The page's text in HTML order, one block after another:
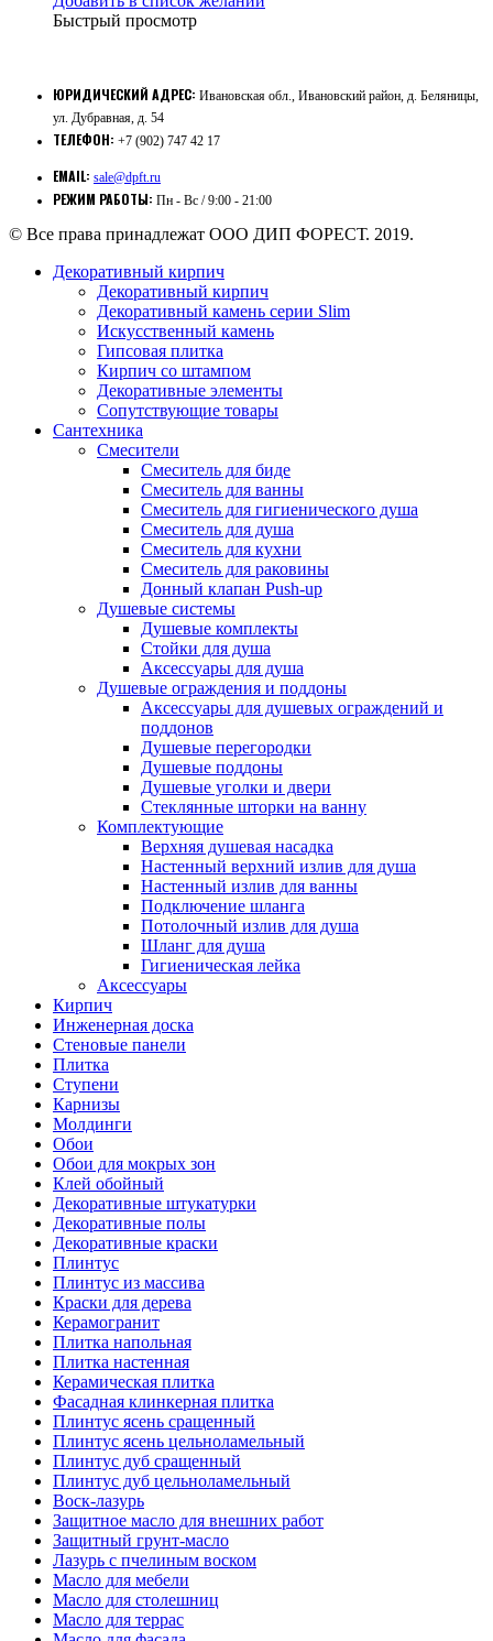
Быстрый просмотр
ЮРИДИЧЕСКИЙ АДРЕС: Ивановская обл., Ивановский район, д. Беляницы,
ул. Дубравная, д. 54
ТЕЛЕФОН: +7 (902) 747 42 17
EMAIL: sale@dpft.ru
РЕЖИМ РАБОТЫ: Пн - Вс / 9:00 - 21:00
© Все права принадлежат ООО ДИП ФОРЕСТ. 2019.
Декоративный кирпич
Декоративный кирпич
Декоративный камень серии Slim
Искусственный камень
Гипсовая плитка
Кирпич со штампом
Декоративные элементы
Сопутствующие товары
Сантехника
Смесители
Смеситель для биде
Смеситель для ванны
Смеситель для гигиенического душа
Смеситель для душа
Смеситель для кухни
Смеситель для раковины
Донный клапан Push-up
Душевые системы
Душевые комплекты
Стойки для душа
Аксессуары для душа
Душевые ограждения и поддоны
Аксессуары для душевых ограждений и
поддонов
Душевые перегородки
Душевые поддоны
Душевые уголки и двери
Стеклянные шторки на ванну
Комплектующие
Верхняя душевая насадка
Настенный верхний излив для душа
Настенный излив для ванны
Подключение шланга
Потолочный излив для душа
Шланг для душа
Гигиеническая лейка
Аксессуары
Кирпич
Инженерная доска
Стеновые панели
Плитка
Ступени
Карнизы
Молдинги
Обои
Обои для мокрых зон
Клей обойный
Декоративные штукатурки
Декоративные полы
Декоративные краски
Плинтус
Плинтус из массива
Краски для дерева
Керамогранит
Плитка напольная
Плитка настенная
Керамическая плитка
Фасадная клинкерная плитка
Плинтус ясень сращенный
Плинтус ясень цельноламельный
Плинтус дуб сращенный
Плинтус дуб цельноламельный
Воск-лазурь
Защитное масло для внешних работ
Защитный грунт-масло
Лазурь с пчелиным воском
Масло для мебели
Масло для столешниц
Масло для террас